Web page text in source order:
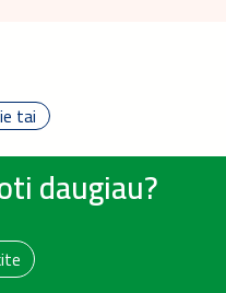
tai
daugiau?